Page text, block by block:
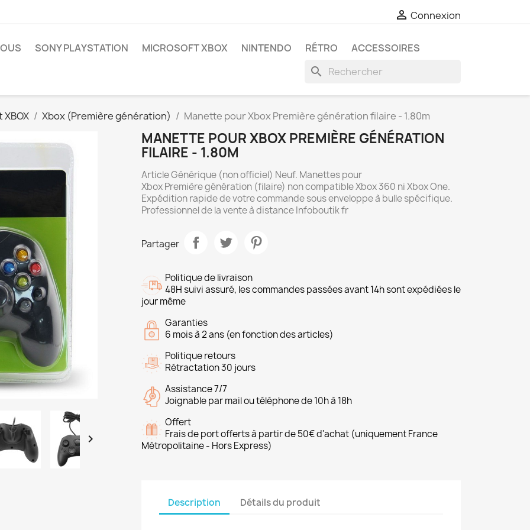
 Connexion
SONY PLAYSTATION MICROSOFT XBOX NINTENDO RÉTRO ACCESSOIRES
search
Xbox (Première génération) Manette pour Xbox Première génération filaire - 1.80m

MANETTE POUR XBOX PREMIÈRE GÉNÉRATION
FILAIRE - 1.80M
Article Générique (non officiel) Neuf. Manettes pour
Xbox Première génération (filaire) non compatible Xbox 360 ni Xbox One.
Expédition rapide de votre commande sous enveloppe à bulle spécifique.
Professionnel de la vente à distance Infoboutik fr
Partager
Politique de livraison
48H suivi assuré, les commandes passées avant 14h sont expédiées le
jour même
Garanties
6 mois à 2 ans (en fonction des articles)
Politique retours
Rétractation 30 jours
Assistance 7/7
Joignable par mail ou téléphone de 10h à 18h
Offert
Frais de port offerts à partir de 50€ d'achat (uniquement France
Métropolitaine - Hors Express)
Description Détails du produit